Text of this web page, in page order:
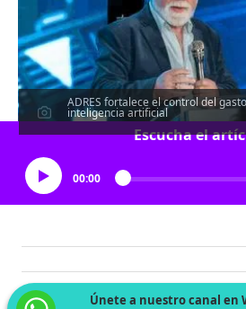
ADRES fortalece el control del
inteligencia artificial
Escucha el
00:00
Únete a nuestro canal en